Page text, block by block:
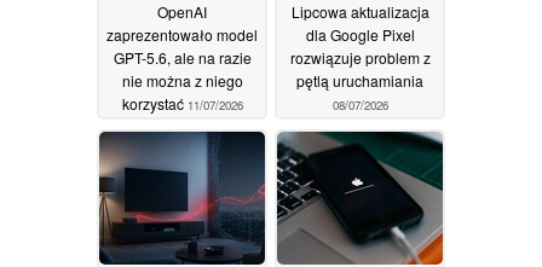
OpenAI
zaprezentowało model
GPT-5.6, ale na razie
nie można z niego
korzystać 11/07/2026
Lipcowa aktualizacja
dla Google Pixel
rozwiązuje problem z
pętlą uruchamiania
08/07/2026